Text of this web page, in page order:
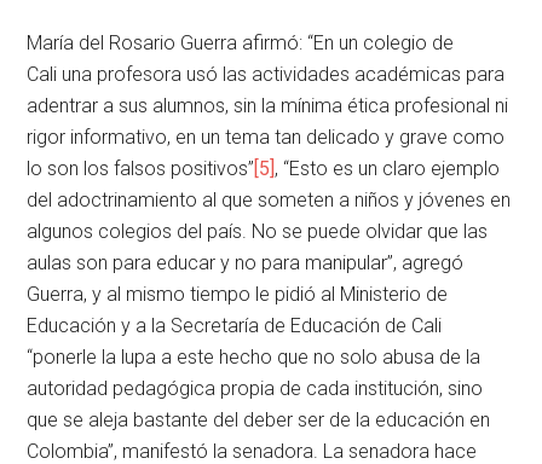
María del Rosario Guerra afirmó: “En un colegio de
Cali una profesora usó las actividades académicas para
adentrar a sus alumnos, sin la mínima ética profesional ni
rigor informativo, en un tema tan delicado y grave como
lo son los falsos positivos”[5], “Esto es un claro ejemplo
del adoctrinamiento al que someten a niños y jóvenes en
algunos colegios del país. No se puede olvidar que las
aulas son para educar y no para manipular”, agregó
Guerra, y al mismo tiempo le pidió al Ministerio de
Educación y a la Secretaría de Educación de Cali
“ponerle la lupa a este hecho que no solo abusa de la
autoridad pedagógica propia de cada institución, sino
que se aleja bastante del deber ser de la educación en
Colombia”, manifestó la senadora. La senadora hace